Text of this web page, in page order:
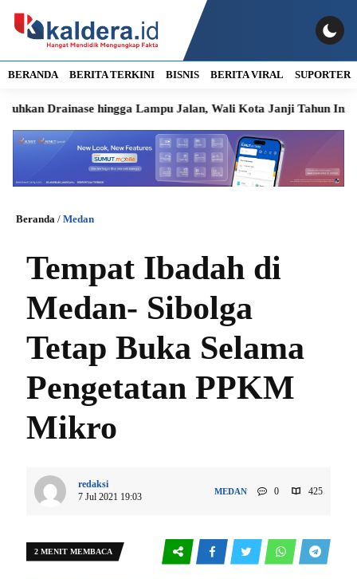
BERANDA BERITA TERKINI BISNIS BERITA VIRAL SUPORTER
Drainase hingga Lampu Jalan, Wali Kota Janji Tahun Ini
Beranda / Medan
Tempat Ibadah di
Medan- Sibolga
Tetap Buka Selama
Pengetatan PPKM
Mikro
redaksi
7 Jul 2021 19:03
MEDAN 0 425
2 MENIT MEMBACA